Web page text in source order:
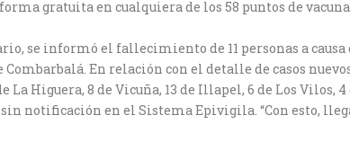
forma gratuita en cualquiera de los 58 puntos de
se informó el fallecimiento de 11 personas a causa
Combarbalá. En relación con el detalle de casos
La Higuera, 8 de Vicuña, 13 de Illapel, 6 de Los Vilos,
notificación en el Sistema Epivigila. “Con esto,